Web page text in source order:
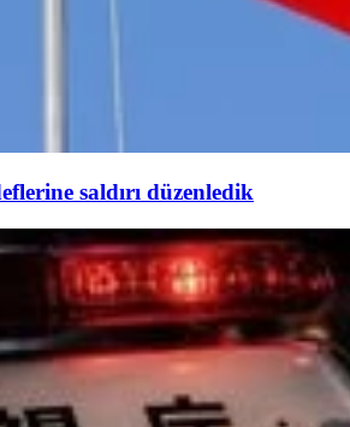
saldırı düzenledik